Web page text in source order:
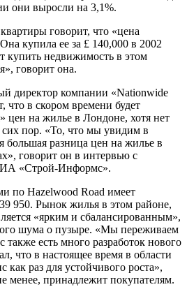
они выросли на 3,1%.
говорит, что «цена
купила ее за £ 140,000 в 2002
купить недвижимость в этом
говорит она.
директор компании «Nationwide
что в скором времени будет
цен на жилье в Лондоне, хотя нет
сих пор. «То, что мы увидим в
большая разница цен на жилье в
говорит он в интервью с
«Строй-Информс».
по Hazelwood Road имеет
950. Рынок жилья в этом районе,
«ярким и сбалансированным»,
шума о пузыре. «Мы переживаем
есть много разработок нового
что в настоящее время в области
как раз для устойчивого роста»,
менее, принадлежит покупателям.